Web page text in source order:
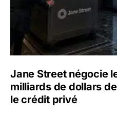
Jane Street négocie
milliards de dollars
le crédit privé